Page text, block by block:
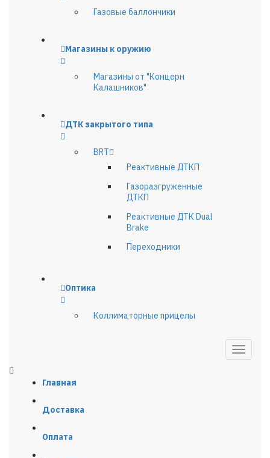
Газовые баллончики
Магазины к оружию
Магазины от "Концерн
Калашников"
ДТК закрытого типа
BRT
Реактивные ДТКП
Газоразгруженные
ДТКП
Реактивные ДТК Dual
Brake
Переходники
Оптика
Коллиматорные прицелы
Главная
Доставка
Оплата